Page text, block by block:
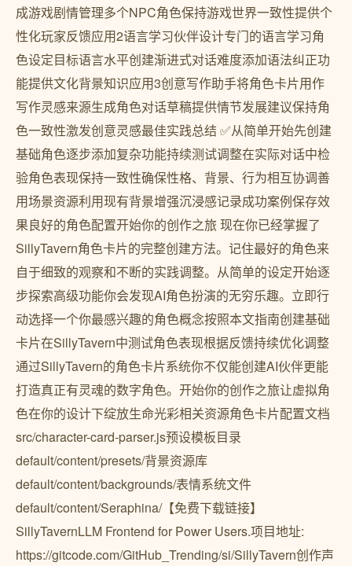
成游戏剧情管理多个NPC角色保持游戏世界一致性提供个
性化玩家反馈应用2语言学习伙伴设计专门的语言学习角
色设定目标语言水平创建渐进式对话难度添加语法纠正功
能提供文化背景知识应用3创意写作助手将角色卡片用作
写作灵感来源生成角色对话草稿提供情节发展建议保持角
色一致性激发创意灵感最佳实践总结 ✅从简单开始先创建
基础角色逐步添加复杂功能持续测试调整在实际对话中检
验角色表现保持一致性确保性格、背景、行为相互协调善
用场景资源利用现有背景增强沉浸感记录成功案例保存效
果良好的角色配置开始你的创作之旅 现在你已经掌握了
SillyTavern角色卡片的完整创建方法。记住最好的角色来
自于细致的观察和不断的实践调整。从简单的设定开始逐
步探索高级功能你会发现AI角色扮演的无穷乐趣。立即行
动选择一个你最感兴趣的角色概念按照本文指南创建基础
卡片在SillyTavern中测试角色表现根据反馈持续优化调整
通过SillyTavern的角色卡片系统你不仅能创建AI伙伴更能
打造真正有灵魂的数字角色。开始你的创作之旅让虚拟角
色在你的设计下绽放生命光彩相关资源角色卡片配置文档
src/character-card-parser.js预设模板目录
default/content/presets/背景资源库
default/content/backgrounds/表情系统文件
default/content/Seraphina/【免费下载链接】
SillyTavernLLM Frontend for Power Users.项目地址:
https://gitcode.com/GitHub_Trending/si/SillyTavern创作声